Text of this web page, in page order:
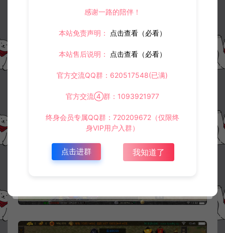
感谢一路的陪伴！
本站免责声明： 点击查看（必看）
本站售后说明： 点击查看（必看）
官方交流QQ群：620517548(已满)
官方交流④群：1093921977
终身会员专属QQ群：720209672（仅限终
身VIP用户入群）
点击进群 我知道了